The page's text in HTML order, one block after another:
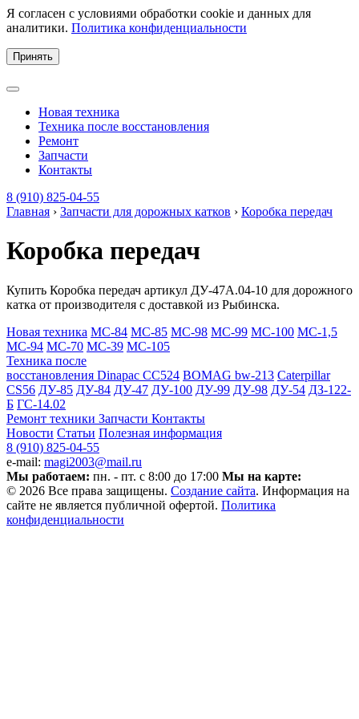
Я согласен с условиями обработки cookie и данных для
аналитики. Политика конфиденциальности
Принять
Новая техника
Техника после восстановления
Ремонт
Запчасти
Контакты
8 (910) 825-04-55
Главная › Запчасти для дорожных катков › Коробка передач
Коробка передач
Купить Коробка передач артикул ДУ-47А.04-10 для дорожного
катка от производителя с доставкой из Рыбинска.
Новая техника МС-84 МС-85 МС-98 МС-99 МС-100 МС-1,5
МС-94 МС-70 МС-39 МС-105
Техника после
восстановления Dinapac СС524 BOMAG bw-213 Caterpillar
CS56 ДУ-85 ДУ-84 ДУ-47 ДУ-100 ДУ-99 ДУ-98 ДУ-54 ДЗ-122-
Б ГС-14.02
Ремонт техники Запчасти Контакты
Новости Статьи Полезная информация
8 (910) 825-04-55
e-mail: magi2003@mail.ru
Мы работаем: пн. - пт. с 8:00 до 17:00 Мы на карте:
© 2026 Все права защищены. Создание сайта. Информация на
сайте не является публичной офертой. Политика
конфиденциальности